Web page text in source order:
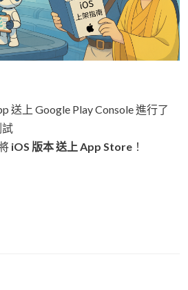
送上 Google Play Console 進行了
試
iOS 版本 送上 App Store ！